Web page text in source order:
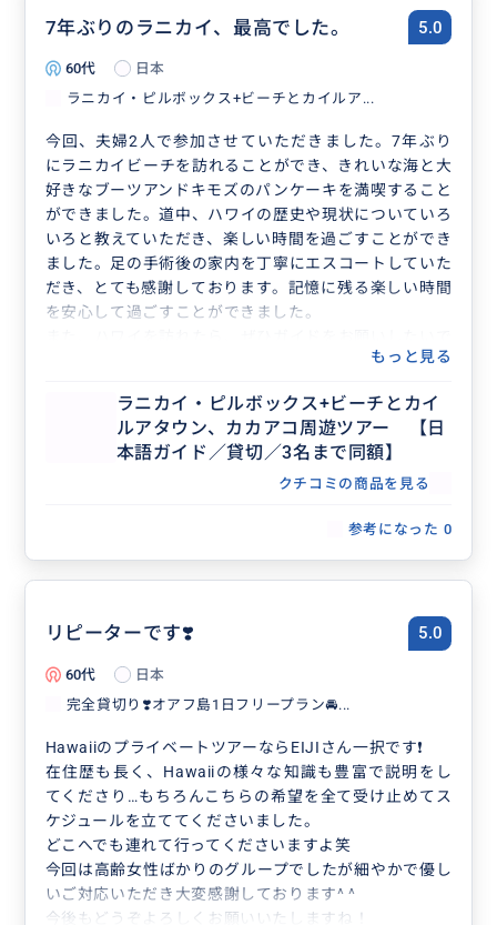
7年ぶりのラニカイ、最高でした。 5.0
60代
日本
ラニカイ・ピルボックス+ビーチとカイルア...
今回、夫婦2人で参加させていただきました。7年ぶり
にラニカイビーチを訪れることができ、きれいな海と大
好きなブーツアンドキモズのパンケーキを満喫すること
ができました。道中、ハワイの歴史や現状についていろ
いろと教えていただき、楽しい時間を過ごすことができ
ました。足の手術後の家内を丁寧にエスコートしていた
だき、とても感謝しております。記憶に残る楽しい時間
を安心して過ごすことができました。
もっと見る
ラニカイ・ピルボックス+ビーチとカイ
ルアタウン、カカアコ周遊ツアー 【日
本語ガイド／貸切／3名まで同額】
クチコミの商品を見る
参考になった 0
リピーターです❣️ 5.0
60代
日本
完全貸切り❣️オアフ島1日フリープラン🚘...
HawaiiのプライベートツアーならEIJIさん一択です❗️
在住歴も長く、Hawaiiの様々な知識も豊富で説明をし
てくださり…もちろんこちらの希望を全て受け止めてス
ケジュールを立ててくださいました。
どこへでも連れて行ってくださいますよ笑
今回は高齢女性ばかりのグループでしたが細やかで優し
いご対応いただき大変感謝しております^ ^
今後もどうぞよろしくお願いいたしますね！